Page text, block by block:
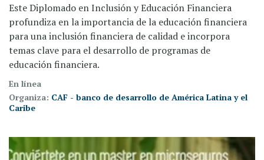
Este Diplomado en Inclusión y Educación Financiera
profundiza en la importancia de la educación financiera
para una inclusión financiera de calidad e incorpora
temas clave para el desarrollo de programas de
educación financiera.
En línea
Organiza: CAF - banco de desarrollo de América Latina y el
Caribe